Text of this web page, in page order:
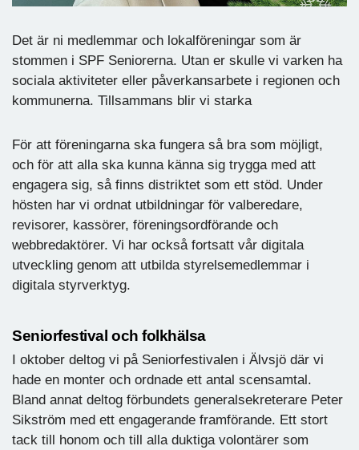
Det är ni medlemmar och lokalföreningar som är
stommen i SPF Seniorerna. Utan er skulle vi varken ha
sociala aktiviteter eller påverkansarbete i regionen och
kommunerna. Tillsammans blir vi starka
För att föreningarna ska fungera så bra som möjligt,
och för att alla ska kunna känna sig trygga med att
engagera sig, så finns distriktet som ett stöd. Under
hösten har vi ordnat utbildningar för valberedare,
revisorer, kassörer, föreningsordförande och
webbredaktörer. Vi har också fortsatt vår digitala
utveckling genom att utbilda styrelsemedlemmar i
digitala styrverktyg.
Seniorfestival och folkhälsa
I oktober deltog vi på Seniorfestivalen i Älvsjö där vi
hade en monter och ordnade ett antal scensamtal.
Bland annat deltog förbundets generalsekreterare Peter
Sikström med ett engagerande framförande. Ett stort
tack till honom och till alla duktiga volontärer som